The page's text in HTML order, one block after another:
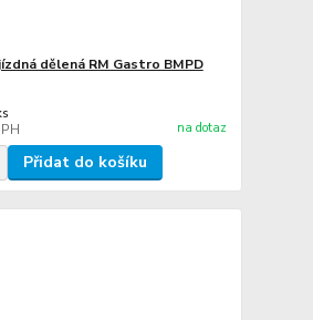
dělená RM Gastro BMPD
na dotaz
Přidat do košíku